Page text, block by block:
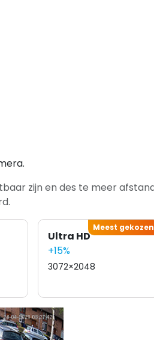
zijn en des te meer
Meest gekozen
Ultra HD
+15%
3072×2048